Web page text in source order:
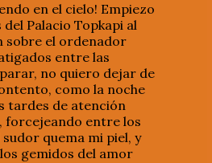
en el cielo! Empiezo
Palacio Topkapi al
sobre el ordenador
entre las
no quiero dejar de
como la noche
tardes de atención
forcejeando entre los
quema mi piel, y
gemidos del amor